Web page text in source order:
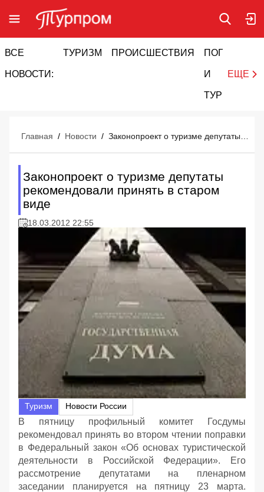
ВСЕ
НОВОСТИ:
ТУРИЗМ ПРОИСШЕСТВИЯ ПОГОДА
И
ТУРИЗМ
ЕЩЕ
Главная / Новости /
Законопроект о туризме депутаты
рекомендовали принять в старом
виде
18.03.2012 22:55
Туризм Новости России
В пятницу профильный комитет Госдумы
рекомендовал принять во втором чтении поправки
в Федеральный закон «Об основах туристической
деятельности в Российской Федерации». Его
рассмотрение депутатами на пленарном
заседании планируется на пятницу 23 марта.